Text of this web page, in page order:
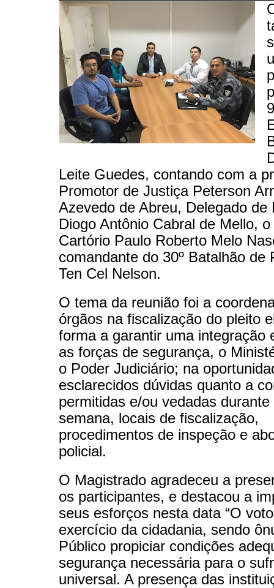
Leite Guedes, contando com a
Promotor de Justiça Peterson
Azevedo de Abreu, Delegado de
Diogo Antônio Cabral de Mello,
Cartório Paulo Roberto Melo
comandante do 30º Batalhão de
Ten Cel Nelson.
O tema da reunião foi a
órgãos na fiscalização do pleito
forma a garantir uma integração
as forças de segurança, o
o Poder Judiciário; na
esclarecidos dúvidas quanto a
permitidas e/ou vedadas
semana, locais de fiscalização,
procedimentos de inspeção e
policial.
O Magistrado agradeceu a
os participantes, e destacou a
seus esforços nesta data “O
exercício da cidadania, sendo
Público propiciar condições
segurança necessária para o
universal. A presença das